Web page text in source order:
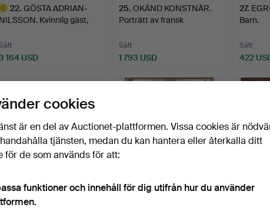
22. GÖSTA ADRIAN-
Kvinnlig gäst,
164 USD
25. OKÄND KONSTNÄR.
Porträtt av fransk
Sålt
1 793 USD
27.
Barn.
Sålt
422
32.GÖSTA ADRIAN-
cookies
är en del av Auctionet-plattformen. Vissa cookies är
tjänsten, medan du kan hantera eller återkalla ditt
för de som används för att:
funktioner och innehåll för dig utifrån hur du använder